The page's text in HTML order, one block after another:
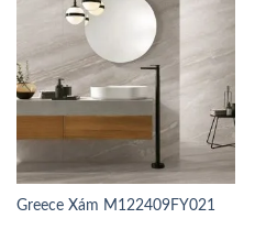
Greece Xám M122409FY021